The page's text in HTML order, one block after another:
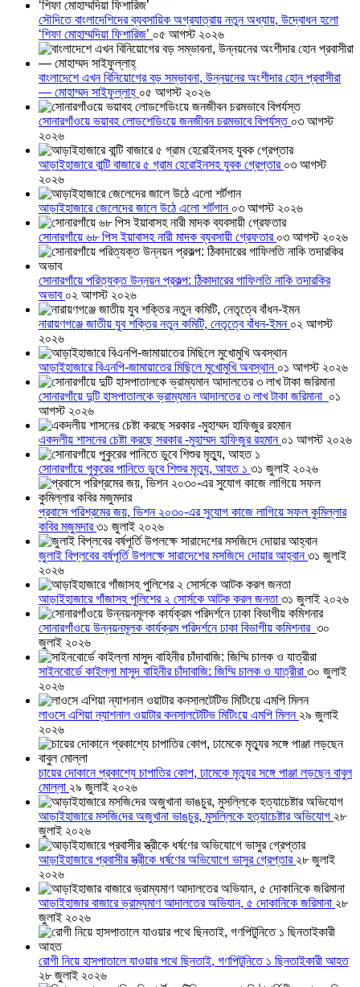
সৌদিতে বাংলাদেশিদের ব্যবসায়িক অগ্রযাত্রায় নতুন অধ্যায়, উদ্বোধন হলো
‘শিফা মোহাম্মদিয়া ফিশারিজ’ ০৫ আগস্ট ২০২৬
বাংলাদেশে এখন বিনিয়োগের বড় সম্ভাবনা, উন্নয়নের অংশীদার হোন প্রবাসীরা
— মোহাম্মদ সাইফুল্লাহ্ ০৫ আগস্ট ২০২৬
সোনারগাঁওয়ে ভয়াবহ লোডশেডিংয়ে জনজীবন চরমভাবে বিপর্যস্ত ০৩ আগস্ট
২০২৬
আড়াইহাজারে বান্টি বাজারে ৫ গ্রাম হেরোইনসহ যুবক গ্রেপ্তার ০৩ আগস্ট
২০২৬
আড়াইহাজারে জেলেদের জালে উঠে এলো শর্টগান ০৩ আগস্ট ২০২৬
সোনারগাঁয়ে ৬৮ পিস ইয়াবাসহ নারী মাদক ব্যবসায়ী গ্রেফতার ০৩ আগস্ট ২০২৬
সোনারগাঁয়ে পরিত্যক্ত উন্নয়ন প্রকল্প: ঠিকাদারের গাফিলতি নাকি তদারকির
অভাব ০২ আগস্ট ২০২৬
নারায়ণগঞ্জে জাতীয় যুব শক্তির নতুন কমিটি, নেতৃত্বে বাঁধন-ইমন ০২ আগস্ট
২০২৬
আড়াইহাজারে বিএনপি-জামায়াতের মিছিলে মুখোমুখি অবস্থান ০১ আগস্ট ২০২৬
সোনারগাঁয়ে দুটি হাসপাতালকে ভ্রাম্যমান আদালতের ৩ লাখ টাকা জরিমানা ০১
আগস্ট ২০২৬
একদলীয় শাসনের চেষ্টা করছে সরকার -মুহাম্মদ হাফিজুর রহমান ০১ আগস্ট ২০২৬
সোনারগাঁয়ে পুকুরের পানিতে ডুবে শিশুর মৃত্যু, আহত ১ ৩১ জুলাই ২০২৬
প্রবাসে পরিশ্রমের জয়, ভিশন ২০৩০-এর সুযোগ কাজে লাগিয়ে সফল কুমিল্লার
কবির মজুমদার৩১ জুলাই ২০২৬
জুলাই বিপ্লবের বর্ষপূর্তি উপলক্ষে সারাদেশের মসজিদে দোয়ার আহ্বান৩১ জুলাই
২০২৬
আড়াইহাজারে গাঁজাসহ পুলিশের ২ সোর্সকে আটক করল জনতা ৩১ জুলাই ২০২৬
সোনারগাঁওয়ে উন্নয়নমূলক কার্যক্রম পরিদর্শনে ঢাকা বিভাগীয় কমিশনার ৩০
জুলাই ২০২৬
সাইনবোর্ডে কাইল্লা মাসুদ বাহিনীর চাঁদাবাজি: জিম্মি চালক ও যাত্রীরা ৩০ জুলাই
২০২৬
লাওসে এশিয়া ন্যাশনাল ওয়াটার কনসালটেটিভ মিটিংয়ে এমপি মিলন ২৯ জুলাই
২০২৬
চায়ের দোকানে প্রকাশ্যে চাপাতির কোপ, ঢামেকে মৃত্যুর সঙ্গে পাঞ্জা লড়ছেন বাবুল
মোল্লা ২৯ জুলাই ২০২৬
আড়াইহাজারে মস‌জি‌দের অজুখানা ভাঙচুর, মুসল্লিকে হত্যাচেষ্টার অভিযোগ ২৮
জুলাই ২০২৬
আড়াইহাজারে প্রবাসীর স্ত্রীকে ধর্ষণের অভিযোগে ভাসুর গ্রেপ্তার ২৮ জুলাই
২০২৬
আড়াইহাজার বাজারে ভ্রাম্যমাণ আদালতের অভিযান, ৫ দোকানিকে জরিমানা ২৮
জুলাই ২০২৬
রোগী নিয়ে হাসপাতালে যাওয়ার পথে ছিনতাই, গণপিটুনিতে ১ ছিনতাইকারী আহত
২৮ জুলাই ২০২৬